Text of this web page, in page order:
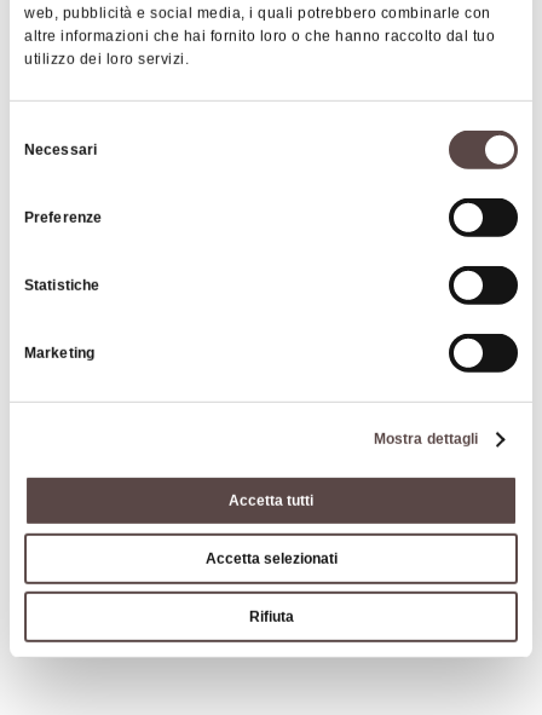
web, pubblicità e social media, i quali potrebbero combinarle con
altre informazioni che hai fornito loro o che hanno raccolto dal tuo
utilizzo dei loro servizi.
delNecessari
Preferenze
Statistiche
Marketing
Mostra dettagli
Accetta tutti
Accetta selezionati
Rifiuta
contributors ©CARTO
Tartufesta - Grizzana Morandi
40030 Grizzana Morandi
HOW TO GET THERE
Food & Wine